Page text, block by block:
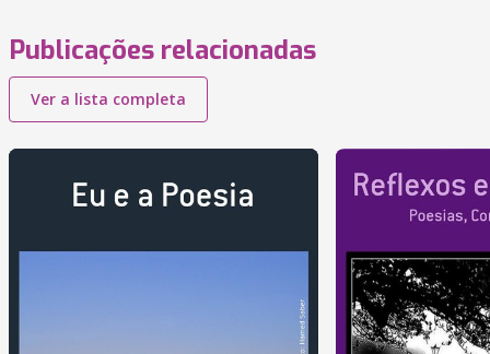
Publicações relacionadas
Ver a lista completa